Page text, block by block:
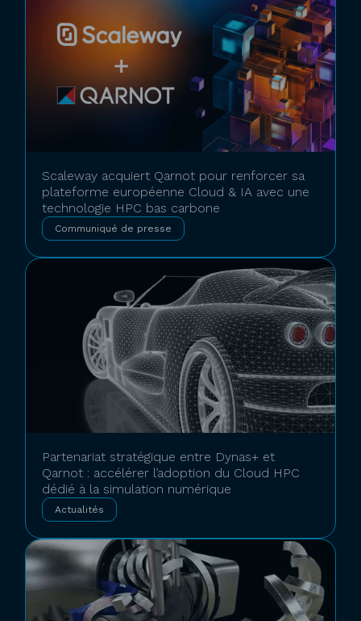
Scaleway acquiert Qarnot pour renforcer sa
plateforme européenne Cloud & IA avec une
technologie HPC bas carbone
Communiqué de presse
Partenariat stratégique entre Dynas+ et
Qarnot : accélérer l’adoption du Cloud HPC
dédié à la simulation numérique
Actualités